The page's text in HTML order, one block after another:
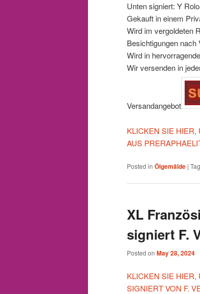
Unten signiert: Y
Gekauft in einem
Wird im vergoldeten
Besichtigungen nach
Wird in
Wir versenden in
Versandangebot
KLICKEN SIE
AUS
Posted in Ölgemälde |
XL
signiert F.
Posted on May 28, 2024
KLICKEN SIE HIER,
SIGNIERT VON F.